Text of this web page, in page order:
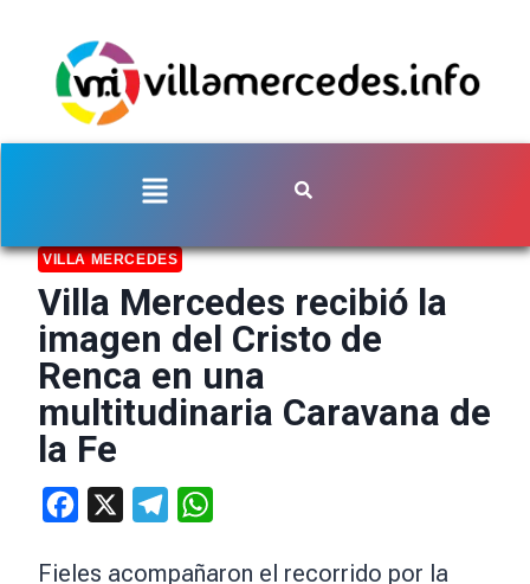
VILLA MERCEDES
Villa Mercedes recibió la
imagen del Cristo de
Renca en una
multitudinaria Caravana de
la Fe
Facebook Telegram
Fieles acompañaron el recorrido por la